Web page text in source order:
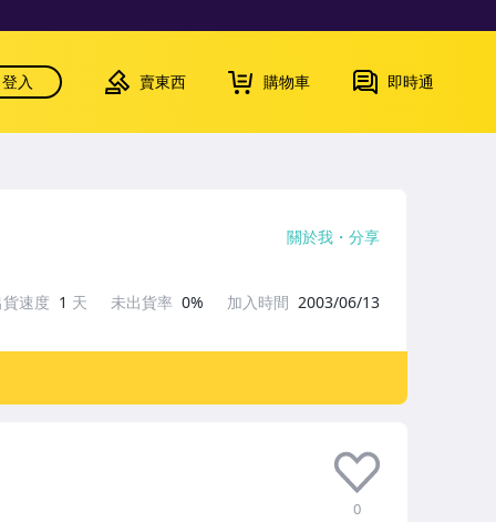
登入 賣東西 購物車 即時通
0
關於我 分享
速度 1 天 未出貨率 0% 加入時間 2003/06/13